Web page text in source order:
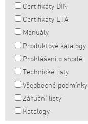
Certifikáty DIN
Certifikáty ETA
Manuály
Produktové katalogy
Prohlášení o shodě
Technické listy
Všeobecné podmínky
Záruční listy
Katalogy